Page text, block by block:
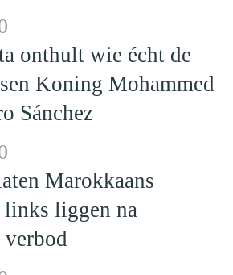
onthult wie écht de
Koning Mohammed
Sánchez
Marokkaans
links liggen na
verbod